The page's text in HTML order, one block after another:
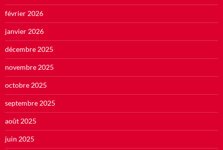
février 2026
janvier 2026
décembre 2025
novembre 2025
octobre 2025
septembre 2025
août 2025
juin 2025